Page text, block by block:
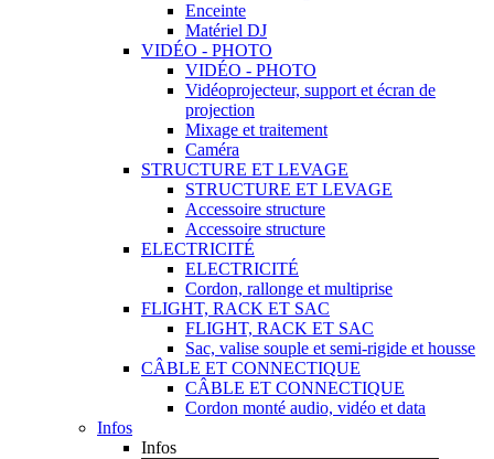
Enceinte
Matériel DJ
VIDÉO - PHOTO
VIDÉO - PHOTO
Vidéoprojecteur, support et écran de
projection
Mixage et traitement
Caméra
STRUCTURE ET LEVAGE
STRUCTURE ET LEVAGE
Accessoire structure
Accessoire structure
ELECTRICITÉ
ELECTRICITÉ
Cordon, rallonge et multiprise
FLIGHT, RACK ET SAC
FLIGHT, RACK ET SAC
Sac, valise souple et semi-rigide et housse
CÂBLE ET CONNECTIQUE
CÂBLE ET CONNECTIQUE
Cordon monté audio, vidéo et data
Infos
Infos